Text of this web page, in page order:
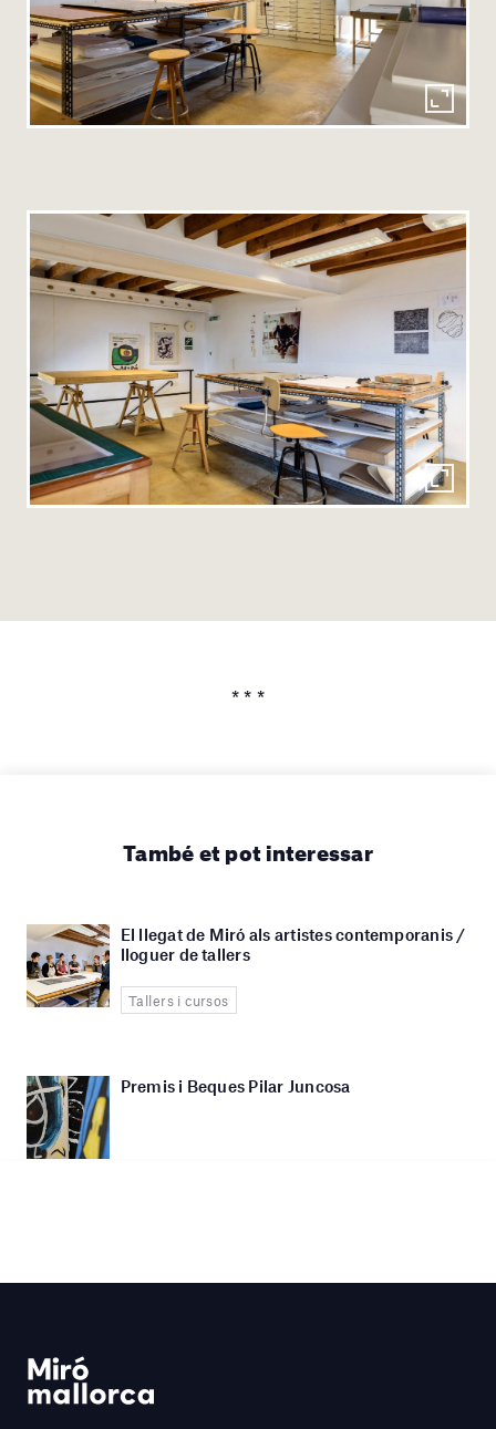
* * *
També et pot interessar
El llegat de Miró als artistes contemporanis /
lloguer de tallers
Tallers i cursos
Premis i Beques Pilar Juncosa